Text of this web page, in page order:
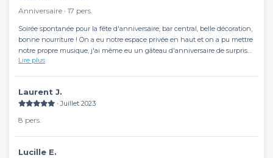
Anniversaire ∙ 17 pers.
Soirée spontanée pour la fête d'anniversaire, bar central, belle décoration,
bonne nourriture ! On a eu notre espace privée en haut et on a pu mettre
notre propre musique, j'ai même eu un gâteau d'anniversaire de surprise !
Les gens trop sympa et super à l'écoute, grâce à eux la soirée restera plus
Lire plus
Laurent J.
∙ Juillet 2023
8 pers.
Lucille E.